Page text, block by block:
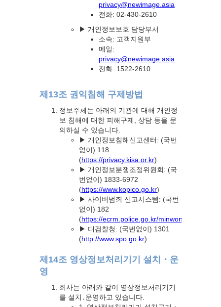
privacy@newimage.asia
전화: 02-430-2610
▶ 개인정보보호 담당부서
소속: 고객지원부
메일:
privacy@newimage.asia
전화: 1522-2610
제13조 권익침해 구제방법
정보주체는 아래의 기관에 대해 개인정
보 침해에 대한 피해구제, 상담 등을 문
의하실 수 있습니다.
▶ 개인정보침해신고센터: (국번
없이) 118
(https://privacy.kisa.or.kr)
▶ 개인정보분쟁조정위원회: (국
번없이) 1833-6972
(https://www.kopico.go.kr)
▶ 사이버범죄 신고시스템: (국번
없이) 182
(https://ecrm.police.go.kr/minwon/main
▶ 대검찰청: (국번없이) 1301
(http://www.spo.go.kr)
제14조 영상정보처리기기 설치・운
영
회사는 아래와 같이 영상정보처리기기
를 설치․운영하고 있습니다.